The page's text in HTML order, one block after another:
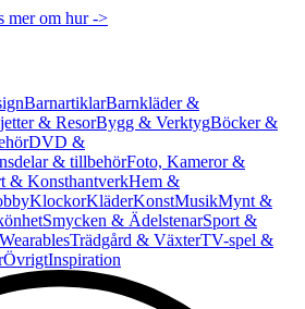
mer om hur ->
BarnartiklarBarnkläder &
& ResorBygg & VerktygBöcker &
DVD &
& tillbehörFoto, Kameror &
& KonsthantverkHem &
KlockorKläderKonstMusikMynt &
Smycken & ÄdelstenarSport &
Trädgård & VäxterTV-spel &
ÖvrigtInspiration